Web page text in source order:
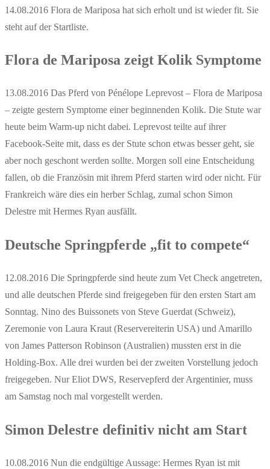
14.08.2016 Flora de Mariposa hat sich erholt und ist wieder fit. Sie
steht auf der Startliste.
Flora de Mariposa zeigt Kolik Symptome
13.08.2016 Das Pferd von Pénélope Leprevost – Flora de Mariposa
– zeigte gestern Symptome einer beginnenden Kolik. Die Stute war
heute beim Warm-up nicht dabei. Leprevost teilte auf ihrer
Facebook-Seite mit, dass es der Stute schon etwas besser geht, sie
aber noch geschont werden sollte. Morgen soll eine Entscheidung
fallen, ob die Französin mit ihrem Pferd starten wird oder nicht. Für
Frankreich wäre dies ein herber Schlag, zumal schon Simon
Delestre mit Hermes Ryan ausfällt.
Deutsche Springpferde „fit to compete“
12.08.2016 Die Springpferde sind heute zum Vet Check angetreten,
und alle deutschen Pferde sind freigegeben für den ersten Start am
Sonntag. Nino des Buissonets von Steve Guerdat (Schweiz),
Zeremonie von Laura Kraut (Reservereiterin USA) und Amarillo
von James Patterson Robinson (Australien) mussten erst in die
Holding-Box. Alle drei wurden bei der zweiten Vorstellung jedoch
freigegeben. Nur Eliot DWS, Reservepferd der Argentinier, muss
am Samstag noch mal vorgestellt werden.
Simon Delestre definitiv nicht am Start
10.08.2016 Nun die endgültige Aussage: Hermes Ryan ist mit